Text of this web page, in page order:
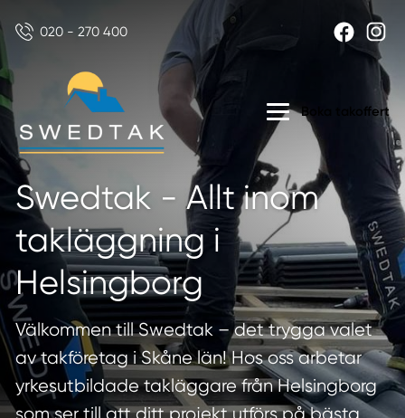
020 - 270 400
Boka takoffert
Swedtak - Allt inom
takläggning i
Helsingborg
Välkommen till Swedtak – det trygga valet
av takföretag i Skåne län! Hos oss arbetar
yrkesutbildade takläggare från Helsingborg